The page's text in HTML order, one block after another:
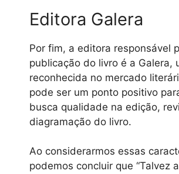
Editora Galera
Por fim, a editora responsável
publicação do livro é a Galera,
reconhecida no mercado
pode ser um ponto positivo
busca qualidade na edição,
diagramação do livro.
Ao considerarmos essas
podemos concluir que “Talvez